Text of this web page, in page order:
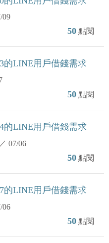
09
50 點閱
的LINE用戶借錢需求
50 點閱
的LINE用戶借錢需求
／ 07/06
50 點閱
的LINE用戶借錢需求
06
50 點閱